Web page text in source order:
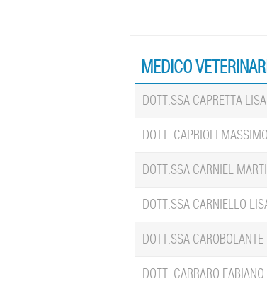
MEDICO
DOTT.SSA CAPRETTA LISA
DOTT. CAPRIOLI MASSIMO
DOTT.SSA CARNIEL
DOTT.SSA CARNIELLO
DOTT.SSA
DOTT. CARRARO FABIANO